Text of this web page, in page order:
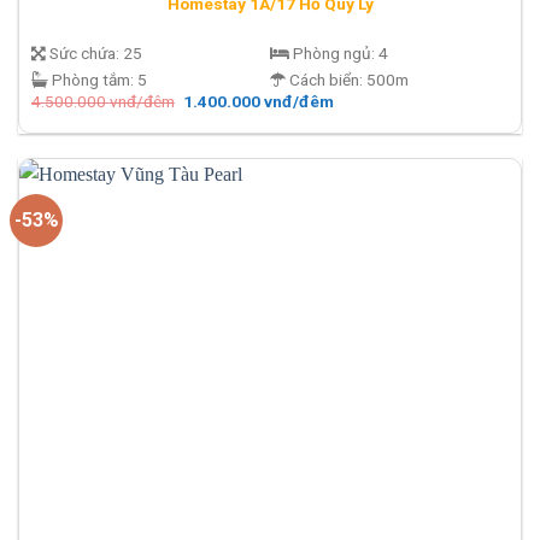
Sức chứa: 25
Phòng tắm: 5
Phòng ngủ: 4
Cách biển: 500m
4.500.000vnđ/đêm Giá
là:
đêm.
1.400.000vnđ/đêmGiá
tại
1.400.000 vnđ/
-53%